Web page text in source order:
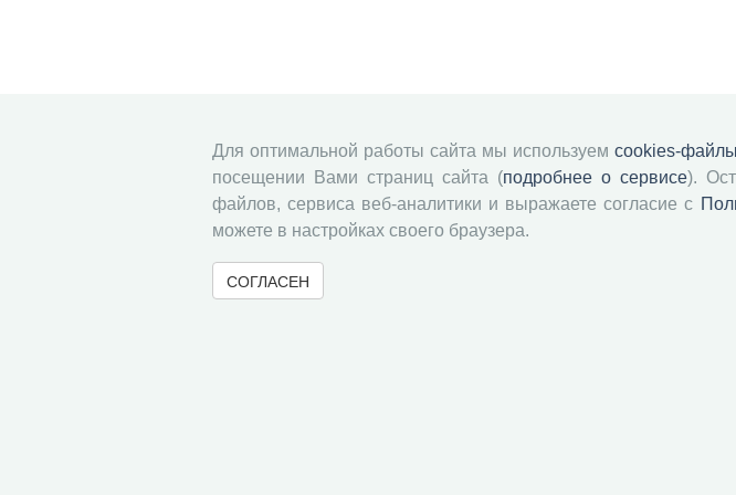
Для оптимальной работы сайта мы используем cookies-файлы
посещении Вами страниц сайта (подробнее о сервисе).
файлов, сервиса веб-аналитики и выражаете согласие с
можете в настройках своего браузера.
СОГЛАСЕН